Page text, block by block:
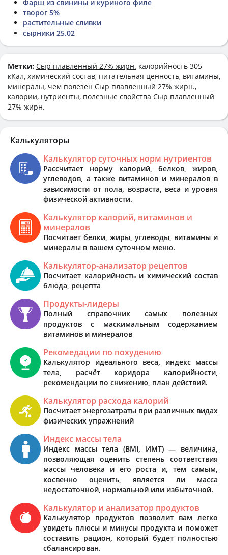
Фарш из свинины и куриного филе
творог 5%
растительные сливки
сырники 25.02
Метки: Сыр плавленный 27% жирн. калорийность 305
кКал, химический состав, питательная ценность, витамины,
минералы, чем полезен Сыр плавленный 27% жирн.,
калории, нутриенты, полезные свойства Сыр плавленный
27% жирн.
Калькуляторы
Калькулятор суточных норм нутриентов
Рассчитает норму калорий, белков, жиров,
углеводов, а также витаминов и минералов в
зависимости от пола, возраста, веса и уровня
физической активности.
Калькулятор калорий, витаминов и
минералов
Посчитает белки, жиры, углеводы, витамины и
минералы в вашем суточном меню.
Калькулятор-анализатор рецептов
Посчитает калорийность и химический состав
блюда, рецепта
Продукты-лидеры
Полный справочник самых полезных
продуктов с маскимальным содержанием
витаминов и минералов
Рекомедации по похудению
Калькулятор идеального веса, индекс массы
тела, расчёт коридора калорийности,
рекомендации по снижению, план действий.
Калькулятор расхода калорий
Посчитает энергозатраты при различных видах
физических упражнений
Индекс массы тела
Индекс массы тела (BMI, ИМТ) — величина,
позволяющая оценить степень соответствия
массы человека и его роста и, тем самым,
косвенно оценить, является ли масса
недостаточной, нормальной или избыточной.
Калькулятор и анализатор продуктов
Калькулятор продуктов позволит вам легко
увидеть плюсы и минусы продукта и поможет
составить рацион, который будет полностью
сбалансирован.